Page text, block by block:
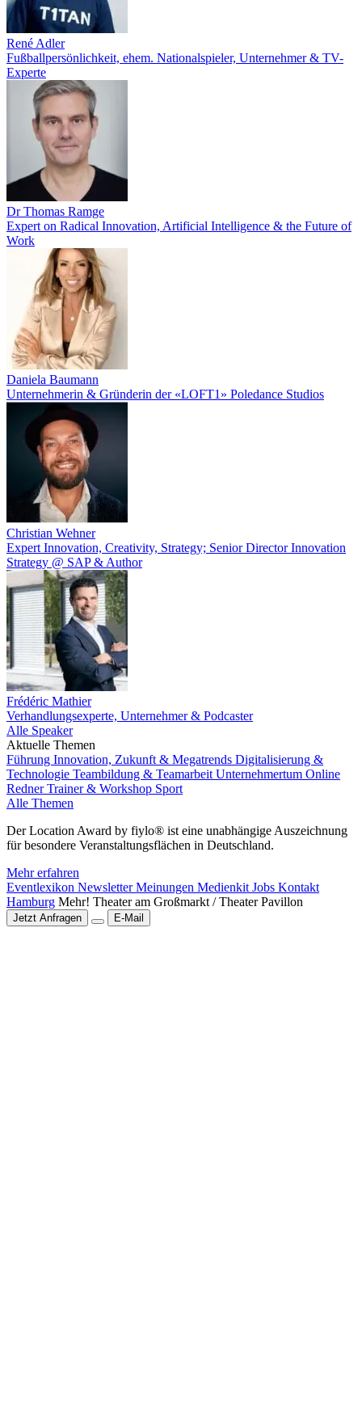
René Adler
Fußballpersönlichkeit, ehem. Nationalspieler, Unternehmer & TV-
Experte
Dr Thomas Ramge
Expert on Radical Innovation, Artificial Intelligence & the Future of
Work
Daniela Baumann
Unternehmerin & Gründerin der «LOFT1» Poledance Studios
Christian Wehner
Expert Innovation, Creativity, Strategy; Senior Director Innovation
Strategy @ SAP & Author
Frédéric Mathier
Verhandlungsexperte, Unternehmer & Podcaster
Alle Speaker
Aktuelle Themen
Führung Innovation, Zukunft & Megatrends Digitalisierung &
Technologie Teambildung & Teamarbeit Unternehmertum Online
RednerTrainer & Workshop Sport
Alle Themen
Der Location Award by fiylo® ist eine unabhängige Auszeichnung
für besondere Veranstaltungsflächen in Deutschland.
Mehr erfahren
Eventlexikon NewsletterMeinungen Medienkit Jobs Kontakt
Hamburg Mehr! Theater am Großmarkt / Theater Pavillon
Jetzt Anfragen E-Mail